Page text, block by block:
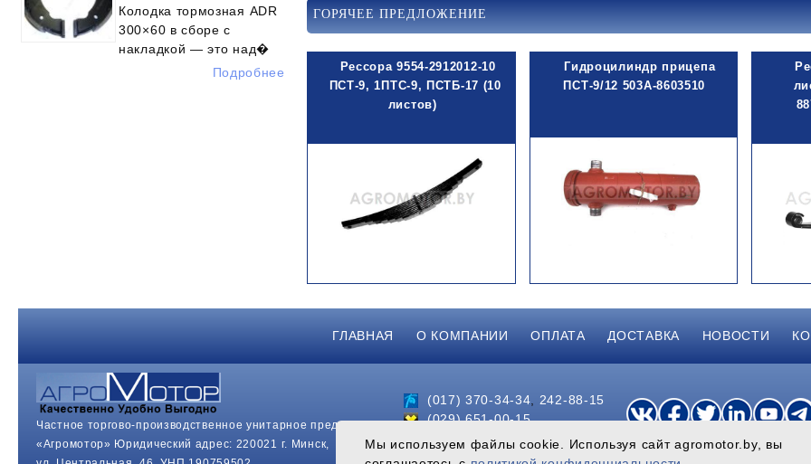
Колодка тормозная ADR
300×60 в сборе с
накладкой — это над�
Подробнее
ГОРЯЧЕЕ ПРЕДЛОЖЕНИЕ
Рессора 9554-2912012-10
ПСТ-9, 1ПТС-9, ПСТБ-17 (10
листов)
Гидроцилиндр прицепа
ПСТ-9/12 503А-8603510
ГЛАВНАЯ О КОМПАНИИ ОПЛАТА ДОСТАВКА НОВОСТИ
Частное торгово-производственное унитарное предприятие
«Агромотор» Юридический адрес: 220021 г. Минск,
(017) 370-34-34
242-88-15
(029) 651-00-15
(033) 314-61-66
Мы используем файлы cookie. Используя сайт agromotor.by, вы